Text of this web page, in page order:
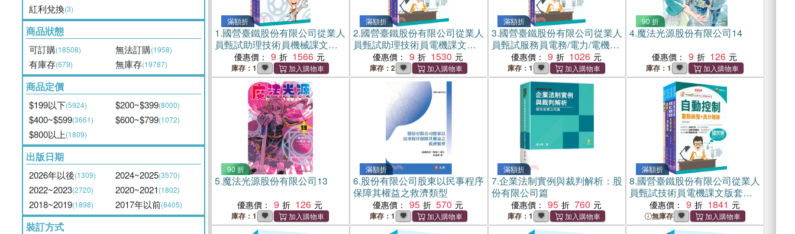
紅利兌換(3)
商品狀態
可訂購(18508) 無法訂購(1958)
有庫存(679) 無庫存(19787)
商品定價
$199以下(5924) $200~$399(8000)
$400~$599(3661) $600~$799(1072)
$800以上(1809)
出版日期
2026年以後(1309) 2024~2025(3570)
2022~2023(2720) 2020~2021(1802)
2018~2019(1898) 2017年以前(8405)
裝訂方式
滿額折
1.國營臺鐵股份有限公司從業人
員甄試助理技術員機械課文版
套書（共三冊）
優惠價： 9 1566
庫存：1
滿額折
2.國營臺鐵股份有限公司從業人
員甄試助理技術員電機課文版
套書（三冊）
優惠價： 9 1530
庫存：2
滿額折
3.國營臺鐵股份有限公司從業人
員甄試服務員電務/電力/電機課
文版套書（共二冊）
優惠價： 9 1026
庫存：1
90 折
4.魔法光源股份有限公司14
優惠價： 9 126
庫存：1
90 折
5.魔法光源股份有限公司13
優惠價： 9 126
庫存：1
滿額折
6.股份有限公司股東以民事程序
保障其權益之救濟類型
優惠價： 95 570
庫存：1
滿額折
7.企業法制實例與裁判解析：股
份有限公司篇
優惠價： 95 760
庫存：1
滿額折
8.國營臺鐵股份有限公司從業人
員甄試技術員電機課文版套書
（共四冊）
優惠價： 9 1841
無庫存